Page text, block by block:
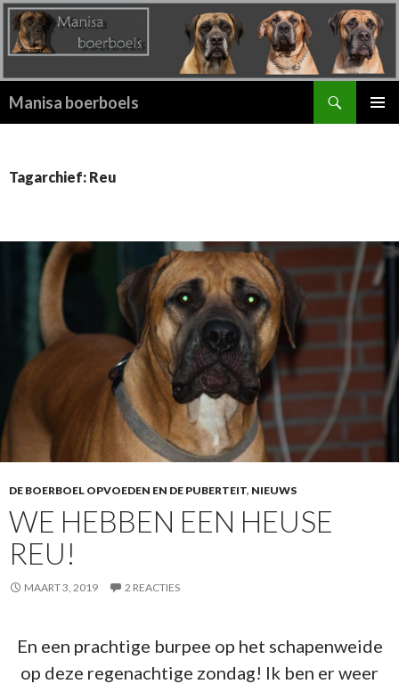
Manisa boerboels
Tagarchief: Reu
DE BOERBOEL OPVOEDEN EN DE PUBERTEIT, NIEUWS
WE HEBBEN EEN HEUSE
REU!
MAART 3, 2019 2 REACTIES
En een prachtige burpee op het schapenweide
op deze regenachtige zondag! Ik ben er weer